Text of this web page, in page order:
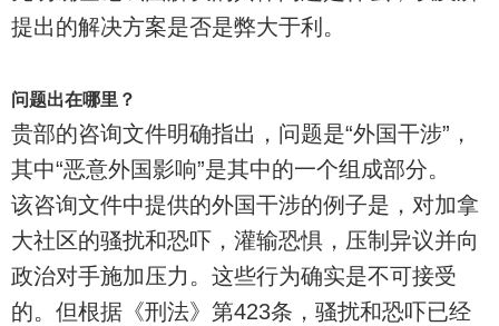
提出的解决方案是否是弊大于利。
问题出在哪里？
贵部的咨询文件明确指出，问题是“外国干涉”，
其中“恶意外国影响”是其中的一个组成部分。
该咨询文件中提供的外国干涉的例子是，对加拿
大社区的骚扰和恐吓，灌输恐惧，压制异议并向
政治对手施加压力。这些行为确实是不可接受
的。但根据《刑法》第423条，骚扰和恐吓已经